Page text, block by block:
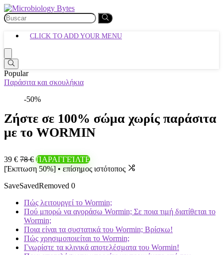
CLICK TO ADD YOUR MENU
Popular
Παράσιτα και σκουλήκια
-50%
Ζήστε σε 100% σώμα χωρίς παράσιτα
με το WORMIN
39 € 78 € ΠΑΡΑΓΓΕΊΛΤΕ
[Έκπτωση 50%] • επίσημος ιστότοπος
SaveSavedRemoved 0
Πώς λειτουργεί το Wormin;
Πού μπορώ να αγοράσω Wormin; Σε ποια τιμή διατίθεται το
Wormin;
Ποια είναι τα συστατικά του Wormin; Βρίσκω!
Πώς χρησιμοποιείται το Wormin;
Γνωρίστε τα κλινικά αποτελέσματα του Wormin!